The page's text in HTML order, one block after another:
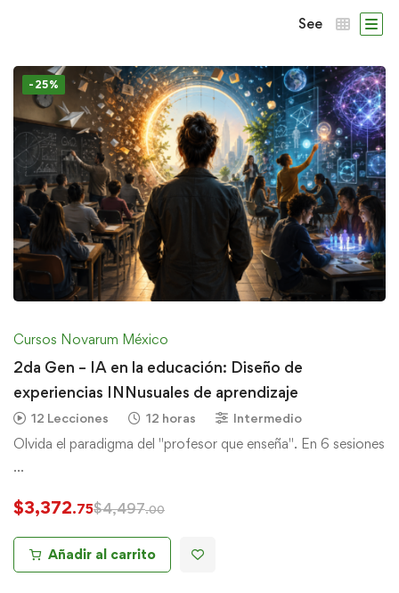
See
-25%
Cursos Novarum México
2da Gen – IA en la educación: Diseño de
experiencias INNusuales de aprendizaje
12 Lecciones 12 horas Intermedio
Olvida el paradigma del "profesor que enseña". En 6 sesiones
…
$3,372.75$4,497.00
Añadir al carrito